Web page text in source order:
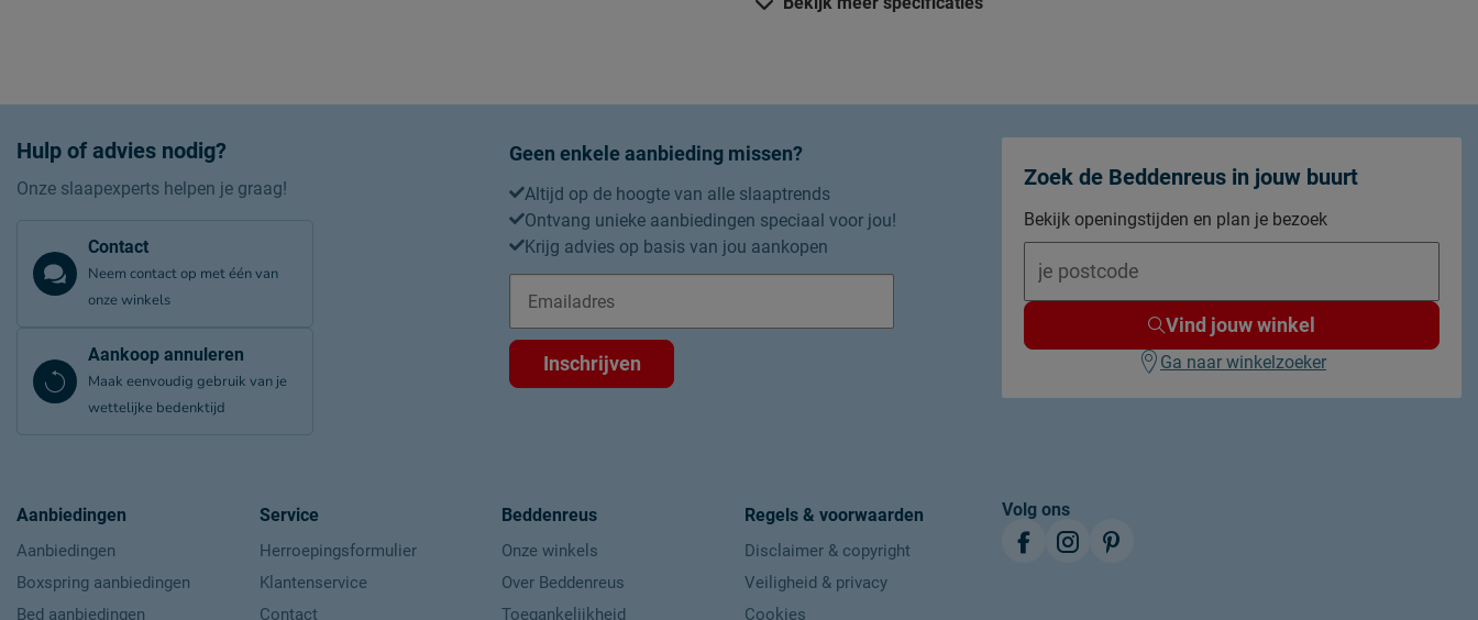
Maat
Materiaal MDF
Goed om te weten
Garantie
2 jaar garantie volgens CBW voorwaarden
montage niet inbegrepen
Hulp of advies nodig?
Onze slaapexperts helpen je graag!
Contact
Neem contact op met één van
onze winkels
Aankoop annuleren
Maak eenvoudig gebruik van je
wettelijke bedenktijd
Geen enkele aanbieding missen?
Altijd op de hoogte van alle slaaptrends
Ontvang unieke aanbiedingen speciaal voor jou!
Krijg advies op basis van jou aankopen
Inschrijven
Zoek de Beddenreus in jouw buurt
Bekijk openingstijden en plan je bezoek
Vind jouw winkel
Ga naar winkelzoeker
Aanbiedingen
Aanbiedingen
Boxspring aanbiedingen
Bed aanbiedingen
Service
Herroepingsformulier
Klantenservice
Contact
Beddenreus
Onze winkels
Over Beddenreus
Toegankelijkheid
Regels & voorwaarden
Disclaimer & copyright
Veiligheid & privacy
Cookies
Volg ons